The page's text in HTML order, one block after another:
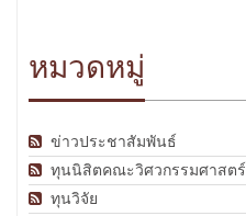
หมวดหมู่
ข่าวประชาสัมพันธ์
ทุนนิสิตคณะวิศวกรรมศาสตร์
ทุนวิจัย